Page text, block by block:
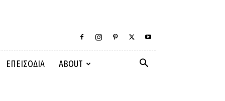
ΕΠΕΙΣΟΔΙΑ ABOUT